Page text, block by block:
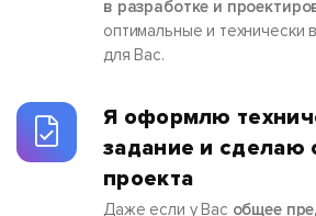
в разработке и
оптимальные и
для Вас.
Я оформлю
задание и сделаю
проекта
Даже если у Вас общее